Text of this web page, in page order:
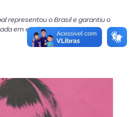
representou o Brasil e garantiu o
em equipe